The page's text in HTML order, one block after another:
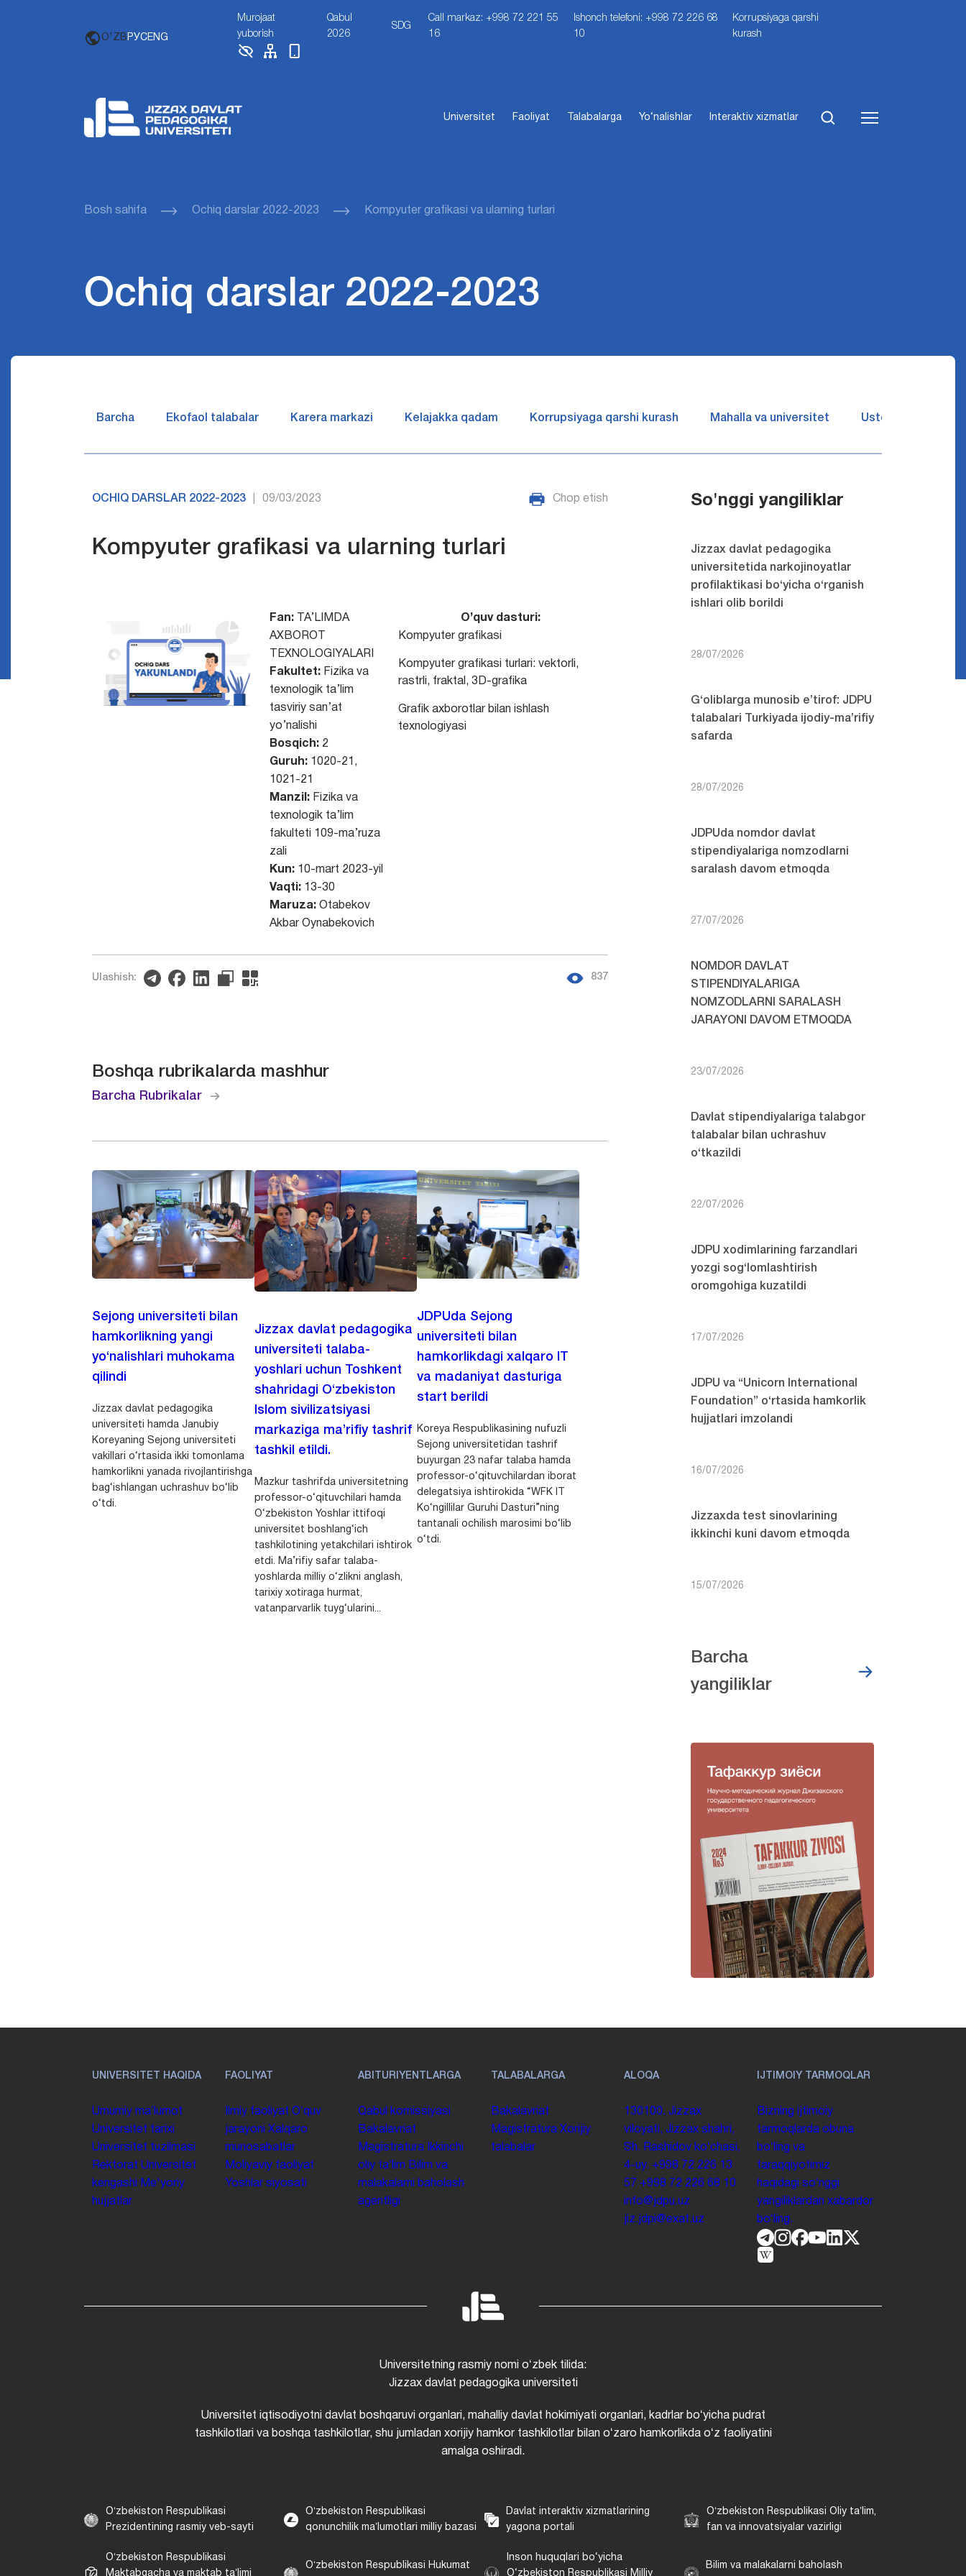
O'ZB РУСENG
Murojaat
yuborish
Qabul
2026
SDG
Call markaz: +998 72 221 55
16
Ishonch telefoni: +998 72 226 68
10
Korrupsiyaga qarshi
kurash
Universitet Faoliyat Talabalarga Yo‘nalishlar Interaktiv xizmatlar
Bosh sahifa Ochiq darslar 2022-2023 Kompyuter grafikasi va ularning turlari
Ochiq darslar 2022-2023
Barcha Ekofaol talabalar Karera markazi Kelajakka qadam Korrupsiyaga qarshi kurash Mahalla va universitet Ustozlar suhbatin
OCHIQ DARSLAR 2022-2023 09/03/2023 Chop etish
Kompyuter grafikasi va ularning turlari
Fan:
TA’LIMDA
AXBOROT
TEXNOLOGIYALARI
Fakultet:Fizika va
texnologik ta’lim
tasviriy san’at
yo’nalishi
Bosqich:2
Guruh:1020-21,
1021-21
Manzil:Fizika va
texnologik ta’lim
fakulteti 109-ma’ruza
zali
Kun: 10-mart 2023-yil
Vaqti:13-30
Maruza:Otabekov
Akbar Oynabekovich
O’quv dasturi:
Kompyuter grafikasi
Kompyuter grafikasi turlari: vektorli,
rastrli, fraktal, 3D-grafika
Grafik axborotlar bilan ishlash
texnologiyasi
Ulashish: 837
Boshqa rubrikalarda mashhur
Barcha Rubrikalar
Sejong universiteti bilan
hamkorlikning yangi
yo‘nalishlari muhokama
qilindi
Jizzax davlat pedagogika
universiteti hamda Janubiy
Koreyaning Sejong universiteti
vakillari o‘rtasida ikki tomonlama
hamkorlikni yanada rivojlantirishga
bag‘ishlangan uchrashuv bo‘lib
o‘tdi.
Jizzax davlat pedagogika
universiteti talaba-
yoshlari uchun Toshkent
shahridagi O‘zbekiston
Islom sivilizatsiyasi
markaziga ma’rifiy tashrif
tashkil etildi.
Mazkur tashrifda universitetning
professor-o‘qituvchilari hamda
O‘zbekiston Yoshlar ittifoqi
universitet boshlang‘ich
tashkilotining yetakchilari ishtirok
etdi. Ma’rifiy safar talaba-
yoshlarda milliy o‘zlikni anglash,
tarixiy xotiraga hurmat,
vatanparvarlik tuyg‘ularini...
JDPUda Sejong
universiteti bilan
hamkorlikdagi xalqaro IT
va madaniyat dasturiga
start berildi
Koreya Respublikasining nufuzli
Sejong universitetidan tashrif
buyurgan 23 nafar talaba hamda
professor-o‘qituvchilardan iborat
delegatsiya ishtirokida “WFK IT
Ko‘ngillilar Guruhi Dasturi”ning
tantanali ochilish marosimi bo‘lib
o‘tdi.
So'nggi yangiliklar
Jizzax davlat pedagogika
universitetida narkojinoyatlar
profilaktikasi bo‘yicha o‘rganish
ishlari olib borildi
28/07/2026
G‘oliblarga munosib e’tirof: JDPU
talabalari Turkiyada ijodiy-ma’rifiy
safarda
28/07/2026
JDPUda nomdor davlat
stipendiyalariga nomzodlarni
saralash davom etmoqda
27/07/2026
NOMDOR DAVLAT
STIPENDIYALARIGA
NOMZODLARNI SARALASH
JARAYONI DAVOM ETMOQDA
23/07/2026
Davlat stipendiyalariga talabgor
talabalar bilan uchrashuv
o‘tkazildi
22/07/2026
JDPU xodimlarining farzandlari
yozgi sog‘lomlashtirish
oromgohiga kuzatildi
17/07/2026
JDPU va “Unicorn International
Foundation” o‘rtasida hamkorlik
hujjatlari imzolandi
16/07/2026
Jizzaxda test sinovlarining
ikkinchi kuni davom etmoqda
15/07/2026
Barcha
yangiliklar
UNIVERSITET HAQIDA
Umumiy maʼlumot
Universitet tarixi
Universitet tuzilmasi
Rektorat Universitet
kengashi
Me'yoriy
hujjatlar
FAOLIYAT
Ilmiy faoliyat Oʻquv
jarayoni Xalqaro
munosabatlar
Moliyaviy faoliyat
Yoshlar siyosati
ABITURIYENTLARGA
Qabul komissiyasi
Bakalavriat
Magistratura
Ikkinchi
oliy taʼlim Bilim va
malakalarni baholash
agentligi
TALABALARGA
Bakalavriat
Magistratura Xorijiy
talabalar
ALOQA
130100. Jizzax
viloyati, Jizzax shahri,
Sh. Rashidov koʻchasi,
4-uy. +998 72 226 13
57 +998 72 226 68 10
info@jdpu.uz
jiz.jdpi@exat.uz
IJTIMOIY TARMOQLAR
Bizning ijtimoiy
tarmoqlarda obuna
boʻling va
taraqqiyotimiz
haqidagi soʻnggi
yangiliklardan xabardor
boʻling.
Universitetning rasmiy nomi oʻzbek tilida:
Jizzax davlat pedagogika universiteti
Universitet iqtisodiyotni davlat boshqaruvi organlari, mahalliy davlat hokimiyati organlari, kadrlar boʻyicha pudrat
tashkilotlari va boshqa tashkilotlar, shu jumladan xorijiy hamkor tashkilotlar bilan oʻzaro hamkorlikda oʻz faoliyatini
amalga oshiradi.
Oʻzbekiston Respublikasi
Prezidentining rasmiy veb-sayti
Oʻzbekiston Respublikasi
qonunchilik maʼlumotlari milliy bazasi
Davlat interaktiv xizmatlarining
yagona portali
Oʻzbekiston Respublikasi Oliy taʼlim,
fan va innovatsiyalar vazirligi
Oʻzbekiston Respublikasi
Maktabgacha va maktab taʼlimi
Oʻzbekiston Respublikasi Hukumat
Inson huquqlari bo‘yicha
O‘zbekiston Respublikasi Milliy
Bilim va malakalarni baholash